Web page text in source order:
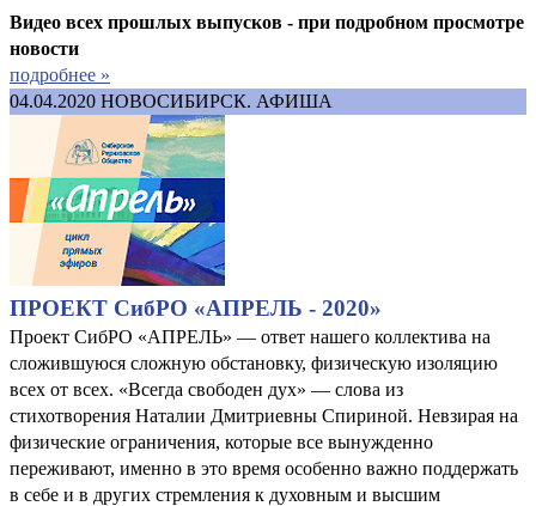
Видео всех прошлых выпусков - при подробном просмотре
новости
подробнее »
04.04.2020 НОВОСИБИРСК. АФИША
ПРОЕКТ СибРО «АПРЕЛЬ - 2020»
Проект СибРО «АПРЕЛЬ» — ответ нашего коллектива на
сложившуюся сложную обстановку, физическую изоляцию
всех от всех. «Всегда свободен дух» — слова из
стихотворения Наталии Дмитриевны Спириной. Невзирая на
физические ограничения, которые все вынужденно
переживают, именно в это время особенно важно поддержать
в себе и в других стремления к духовным и высшим